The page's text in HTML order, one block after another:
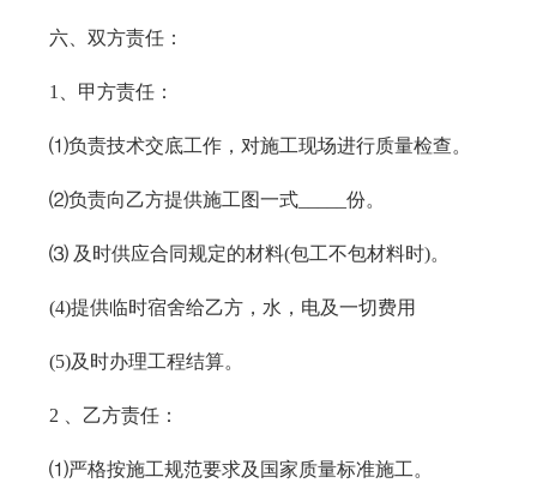
六、双方责任：
1、甲方责任：
⑴负责技术交底工作，对施工现场进行质量检查。
⑵负责向乙方提供施工图一式_____份。
⑶ 及时供应合同规定的材料(包工不包材料时)。
(4)提供临时宿舍给乙方，水，电及一切费用
(5)及时办理工程结算。
2 、乙方责任：
⑴严格按施工规范要求及国家质量标准施工。